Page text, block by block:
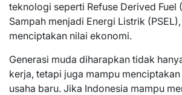
teknologi seperti Refuse Derived Fuel
Sampah menjadi Energi Listrik
menciptakan nilai ekonomi.
Generasi muda diharapkan tidak
kerja, tetapi juga mampu
usaha baru. Jika Indonesia mampu